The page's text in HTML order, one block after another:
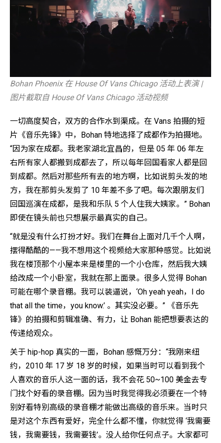
Bohan Phoenix 在 House Of Vans Chicago 活动上表演 |
图片截取自 House Of Vans Chicago 活动视频
一切高度契合，双方的合作水到渠成。在 Vans 拍摄的短
片《音乐先锋》中，Bohan 特地选择了成都作为拍摄地。
“因为家在成都。我老家湖北宜昌的，但是 05 年 06 年左
右所有家人都搬到成都去了，所以每年回国看家人都是回
到成都。然后对那些所有去的地方啊，比如说剪头发的地
方，我在那剪头发剪了 10 年差不多了吧。每次跟朋友们
回国巡演在成都，是我和乐队 5 个人住我大姨家。” Bohan
即使在镜头前也只想展示最真实的自己。
“就是没有什么打扮才好。我们在舞台上面对几千个人啊，
摆得酷酷的——我不想用这个视频给大家那种感觉。比如说
我在楼顶那个小屋本来是楼里的一个小仓库，然后我大姨
给改成一个小卧室，我就在那上面录。很多人觉得 Bohan
可能在哪个录音棚。我可以装逼说，‘Oh yeah yeah，I do
that all the time，you know.’ 。其实没必要。” 《音乐先
锋》的拍摄和剪辑准确、有力，让 Bohan 能把想要表达的
传递给观众。
关于 hip-hop 真实的一面，Bohan 感慨万分：“我刚来纽
约，2010 年 17 岁 18 岁的时候，如果当时可以看到我个
人喜欢的音乐人这一面的话，我不会花 50~100 美金去专
门找个好看的录音棚。因为当时我觉得我必须要在一个特
别好看特别高级的录音棚才能做出高级的音乐来。当时只
是对这个东西有爱好，完全什么都不懂，你就觉得 ‘我需要
钱，我需要钱，我需要钱’。没人给你任何点子。大家都可